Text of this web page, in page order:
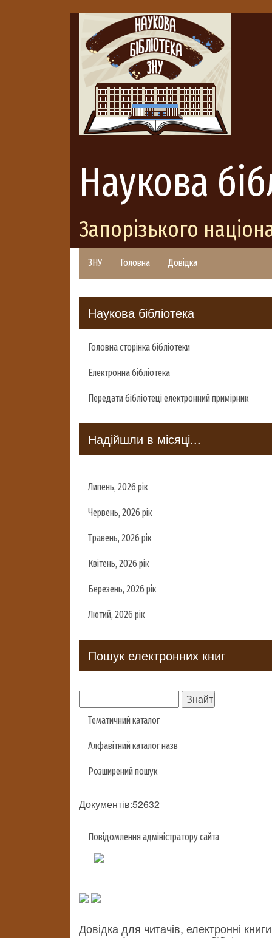
Наукова
Запорізького
ЗНУ Головна Довідка
Наукова бібліотека
Головна сторінка бібліотеки
Електронна бібліотека
Передати бібліотеці електронний примірник
Надійшли в місяці...
Липень, 2026 рік
Червень, 2026 рік
Травень, 2026 рік
Квітень, 2026 рік
Березень, 2026 рік
Лютий, 2026 рік
Пошук електронних книг
Тематичний каталог
Алфавітний каталог назв
Розширений пошук
Документів:52632
Повідомлення адміністратору сайта
Довідка для читачів, електронні